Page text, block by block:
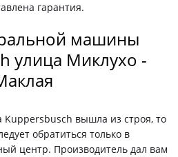
гарантия.
машины
улица Миклухо -
вышла из строя, то
обратиться только в
центр. Производитель дал вам